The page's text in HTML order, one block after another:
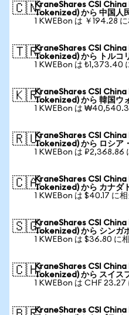
🇨🇳KraneShares CSI
Tokenized) から 中国人
1 KWEBon は ￥194.28 に
🇹🇷KraneShares CSI
Tokenized) から トルコ
1 KWEBon は ₺1,373.40
🇰🇷KraneShares CSI
Tokenized) から 韓国ウ
1 KWEBon は
🇷🇺KraneShares CSI
Tokenized) から ロシア
1 KWEBon は ₽2,368.86
🇨🇦KraneShares CSI
Tokenized) から カナダ
1 KWEBon は $40.17 に相
🇸🇬KraneShares CSI
Tokenized) から シンガ
1 KWEBon は $36.80 に
🇨🇭KraneShares CSI
Tokenized) から スイス
1 KWEBon は CHF 23.27
KraneShares CSI